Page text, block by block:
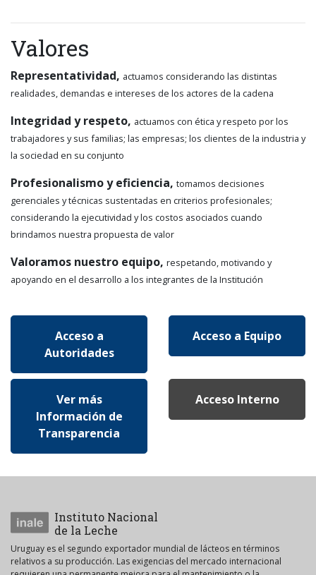
Valores
Representatividad, actuamos considerando las distintas
realidades, demandas e intereses de los actores de la cadena
Integridad y respeto, actuamos con ética y respeto por los
trabajadores y sus familias; las empresas; los clientes de la industria y
la sociedad en su conjunto
Profesionalismo y eficiencia, tomamos decisiones
gerenciales y técnicas sustentadas en criterios profesionales;
considerando la ejecutividad y los costos asociados cuando
brindamos nuestra propuesta de valor
Valoramos nuestro equipo, respetando, motivando y
apoyando en el desarrollo a los integrantes de la Institución
Acceso a
Autoridades
Acceso a Equipo
Ver más
Información de
Transparencia
Acceso Interno
Instituto Nacional
de la Leche
Uruguay es el segundo exportador mundial de lácteos en términos
relativos a su producción. Las exigencias del mercado internacional